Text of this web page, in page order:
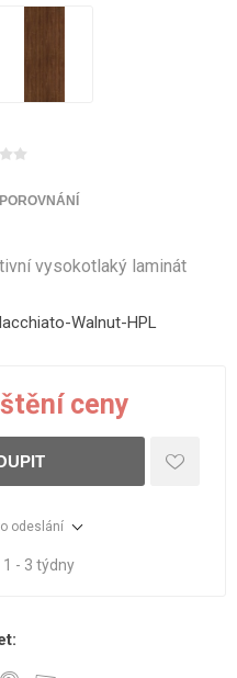
vysokotlaký laminát
Walnut-HPL
ceny
odeslání
1 - 3 týdny